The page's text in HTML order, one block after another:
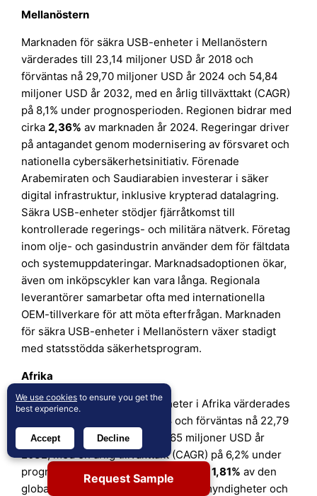
Mellanöstern
Marknaden för säkra USB-enheter i Mellanöstern
värderades till 23,14 miljoner USD år 2018 och
förväntas nå 29,70 miljoner USD år 2024 och 54,84
miljoner USD år 2032, med en årlig tillväxttakt (CAGR)
på 8,1% under prognosperioden. Regionen bidrar med
cirka 2,36% av marknaden år 2024. Regeringar driver
på antagandet genom modernisering av försvaret och
nationella cybersäkerhetsinitiativ. Förenade
Arabemiraten och Saudiarabien investerar i säker
digital infrastruktur, inklusive krypterad datalagring.
Säkra USB-enheter stödjer fjärråtkomst till
kontrollerade regerings- och militära nätverk. Företag
inom olje- och gasindustrin använder dem för fältdata
och systemuppdateringar. Marknadsadoptionen ökar,
även om inköpscykler kan vara långa. Regionala
leverantörer samarbetar ofta med internationella
OEM-tillverkare för att möta efterfrågan. Marknaden
för säkra USB-enheter i Mellanöstern växer stadigt
med statsstödda säkerhetsprogram.
Afrika
Marknaden för säkra USB-enheter i Afrika värderades
till 10,06 miljoner USD år 2018 och förväntas nå 22,79
miljoner USD år 2024 och 38,65 miljoner USD år
2032, med en årlig tillväxttakt (CAGR) på 6,2% under
prognosperioden. Afrika står för cirka1,81% av den
globala marknaden år 2024. Statliga myndigheter och
Request Sample
We use cookies to ensure you get the
best experience.
Accept Decline